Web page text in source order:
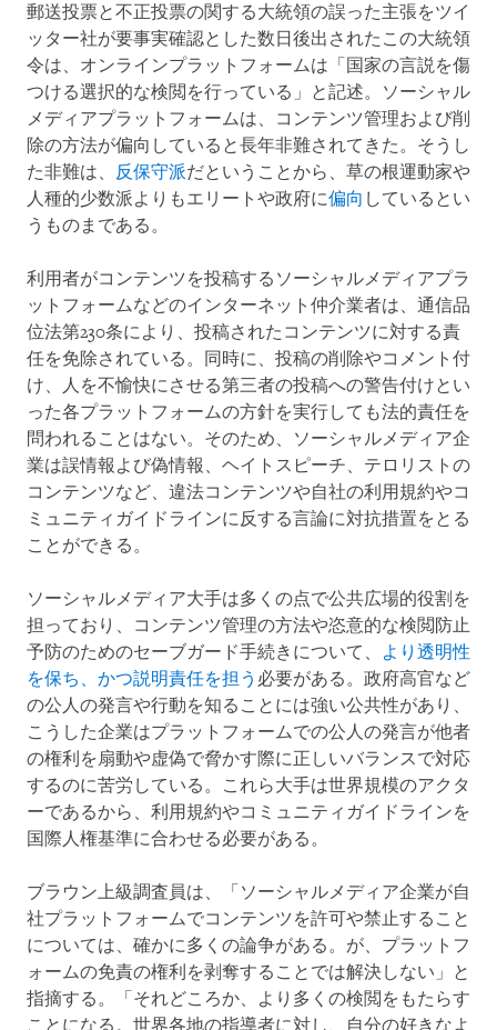
郵送投票と不正投票の関する大統領の誤った主張をツイ
ッター社が要事実確認とした数日後出されたこの大統領
令は、オンラインプラットフォームは「国家の言説を傷
つける選択的な検閲を行っている」と記述。ソーシャル
メディアプラットフォームは、コンテンツ管理および削
除の方法が偏向していると長年非難されてきた。そうし
た非難は、 反保守派だということから、草の根運動家や
人種的少数派よりもエリートや政府に偏向 しているとい
うものまである。
利用者がコンテンツを投稿するソーシャルメディアプラ
ットフォームなどのインターネット仲介業者は、通信品
位法第230条により、投稿されたコンテンツに対する責
任を免除されている。同時に、投稿の削除やコメント付
け、人を不愉快にさせる第三者の投稿への警告付けとい
った各プラットフォームの方針を実行しても法的責任を
問われることはない。そのため、ソーシャルメディア企
業は誤情報よび偽情報、ヘイトスピーチ、テロリストの
コンテンツなど、違法コンテンツや自社の利用規約やコ
ミュニティガイドラインに反する言論に対抗措置をとる
ことができる。
ソーシャルメディア大手は多くの点で公共広場的役割を
担っており、コンテンツ管理の方法や恣意的な検閲防止
予防のためのセーブガード手続きについて、
より透明性
を保ち、かつ説明責任を担う 必要がある。政府高官など
の公人の発言や行動を知ることには強い公共性があり、
こうした企業はプラットフォームでの公人の発言が他者
の権利を扇動や虚偽で脅かす際に正しいバランスで対応
するのに苦労している。これら大手は世界規模のアクタ
ーであるから、利用規約やコミュニティガイドラインを
国際人権基準に合わせる必要がある。
ブラウン上級調査員は、「ソーシャルメディア企業が自
社プラットフォームでコンテンツを許可や禁止すること
については、確かに多くの論争がある。が、プラットフ
ォームの免責の権利を剥奪することでは解決しない」と
指摘する。「それどころか、より多くの検閲をもたらす
ことになる。世界各地の指導者に対し、自分の好きなよ